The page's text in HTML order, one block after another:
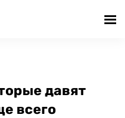
давят
всего